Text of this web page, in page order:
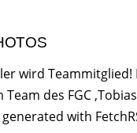
wird Teammitglied!
des FGC
with